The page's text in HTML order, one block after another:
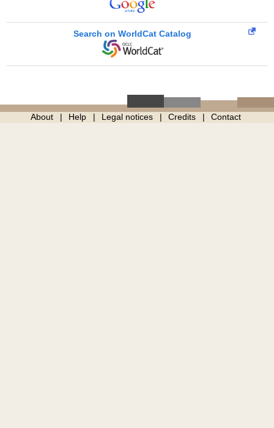
Search on WorldCat Catalog
About Help Legal notices Credits Contact